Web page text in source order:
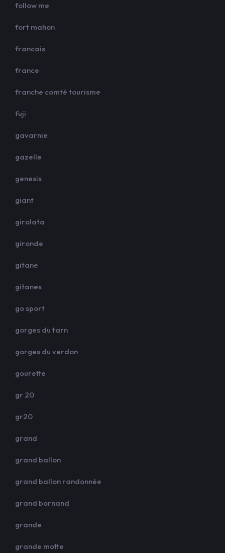
follow me
fort mahon
francais
france
franche comté tourisme
fuji
gavarnie
gazelle
genesis
giant
girolata
gironde
gitane
gitanes
go sport
gorges du tarn
gorges du verdon
gourette
gr 20
gr20
grand
grand ballon
grand ballon randonnée
grand bornand
grande
grande motte